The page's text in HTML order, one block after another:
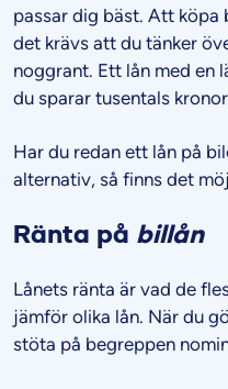
passar dig bäst. Att köpa
det krävs att du tänker
noggrant. Ett lån med en
du sparar tusentals
Har du redan ett lån på
alternativ, så finns det
Ränta på billån
Lånets ränta är vad de
jämför olika lån. När du
stöta på begreppen